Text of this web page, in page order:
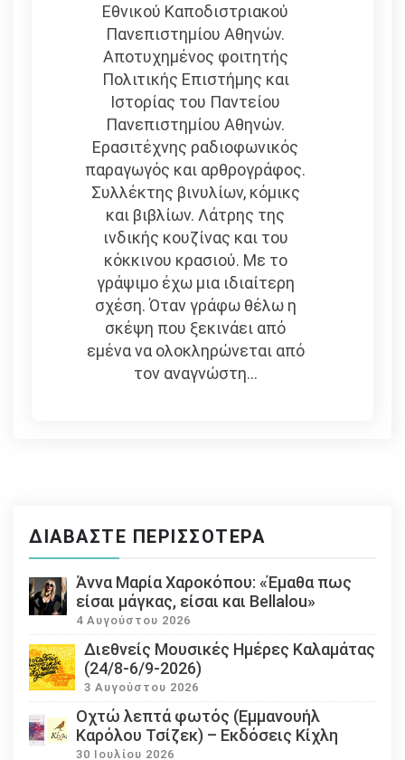
Εθνικού Καποδιστριακού
Πανεπιστημίου Αθηνών.
Αποτυχημένος φοιτητής
Πολιτικής Επιστήμης και
Ιστορίας του Παντείου
Πανεπιστημίου Αθηνών.
Ερασιτέχνης ραδιοφωνικός
παραγωγός και αρθρογράφος.
Συλλέκτης βινυλίων, κόμικς
και βιβλίων. Λάτρης της
ινδικής κουζίνας και του
κόκκινου κρασιού. Με το
γράψιμο έχω μια ιδιαίτερη
σχέση. Όταν γράφω θέλω η
σκέψη που ξεκινάει από
εμένα να ολοκληρώνεται από
τον αναγνώστη...
ΔΙΑΒΆΣΤΕ ΠΕΡΙΣΣΌΤΕΡΑ
Άννα Μαρία Χαροκόπου: «Έμαθα πως
είσαι μάγκας, είσαι και Bellalou»
4 Αυγούστου 2026
Διεθνείς Μουσικές Ημέρες Καλαμάτας
(24/8-6/9-2026)
3 Αυγούστου 2026
Οχτώ λεπτά φωτός (Εμμανουήλ
Καρόλου Τσίζεκ) – Εκδόσεις Κίχλη
30 Ιουλίου 2026